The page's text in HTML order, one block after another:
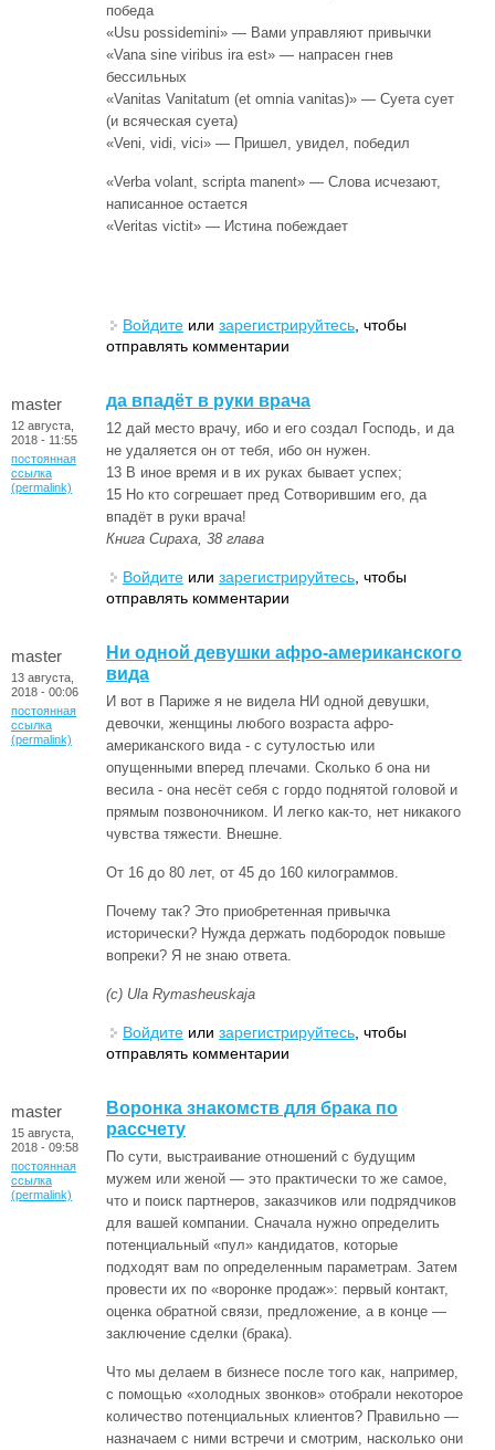
победа
«Usu possidemini» — Вами управляют привычки
«Vana sine viribus ira est» — напрасен гнев
бессильных
«Vanitas Vanitatum (et omnia vanitas)» — Суета сует
(и всяческая суета)
«Veni, vidi, vici» — Пришел, увидел, победил
«Verba volant, scripta manent» — Слова исчезают,
написанное остается
«Veritas victit» — Истина побеждает
Войдите или зарегистрируйтесь , чтобы
отправлять комментарии
master
12 августа,
2018 - 11:55
постоянная
ссылка
(permalink)
да впадёт в руки врача
12 дай место врачу, ибо и его создал Господь, и да
не удаляется он от тебя, ибо он нужен.
13 В иное время и в их руках бывает успех;
15 Но кто согрешает пред Сотворившим его, да
впадёт в руки врача!
Книга Сираха, 38 глава
Войдите или зарегистрируйтесь , чтобы
отправлять комментарии
master
13 августа,
2018 - 00:06
постоянная
ссылка
(permalink)
Ни одной девушки афро-американского
вида
И вот в Париже я не видела НИ одной девушки,
девочки, женщины любого возраста афро-
американского вида - с сутулостью или
опущенными вперед плечами. Сколько б она ни
весила - она несёт себя с гордо поднятой головой и
прямым позвоночником. И легко как-то, нет никакого
чувства тяжести. Внешне.
От 16 до 80 лет, от 45 до 160 килограммов.
Почему так? Это приобретенная привычка
исторически? Нужда держать подбородок повыше
вопреки? Я не знаю ответа.
(с) Ula Rymasheuskaja
Войдите или зарегистрируйтесь , чтобы
отправлять комментарии
master
15 августа,
2018 - 09:58
постоянная
ссылка
(permalink)
Воронка знакомств для брака по
рассчету
По сути, выстраивание отношений с будущим
мужем или женой — это практически то же самое,
что и поиск партнеров, заказчиков или подрядчиков
для вашей компании. Сначала нужно определить
потенциальный «пул» кандидатов, которые
подходят вам по определенным параметрам. Затем
провести их по «воронке продаж»: первый контакт,
оценка обратной связи, предложение, а в конце —
заключение сделки (брака).
Что мы делаем в бизнесе после того как, например,
с помощью «холодных звонков» отобрали некоторое
количество потенциальных клиентов? Правильно —
назначаем с ними встречи и смотрим, насколько они